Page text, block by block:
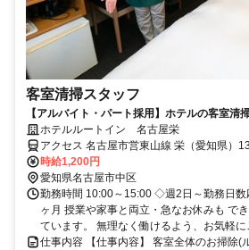
客室清掃スタッフ
【アルバイト・パート採用】ホテルの客室清
帰・未経験歓迎！主婦(夫)さん活躍中
ホテルルートイン 名古屋栄
アクセス 名古屋市営東山線 栄（愛知県）
市営名城線 栄（愛知県）13番口徒歩約8分
時給1,200円
愛知県名古屋市中区
勤務時間 10:00～15:00 ◇週2日～勤務日数
ヶ月 授業や家事と両立・急なお休みも で
ています。 無理なく働けるよう、お気軽
仕事内容 【仕事内容】 客室全体のお掃除(